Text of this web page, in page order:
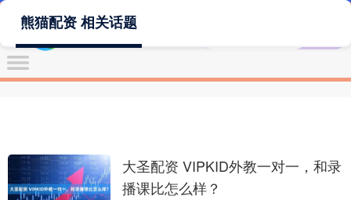
熊猫配资 相关话题
大圣配资 VIPKID外教一对一，和录
播课比怎么样？